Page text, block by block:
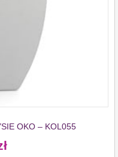
OKO – KOL055